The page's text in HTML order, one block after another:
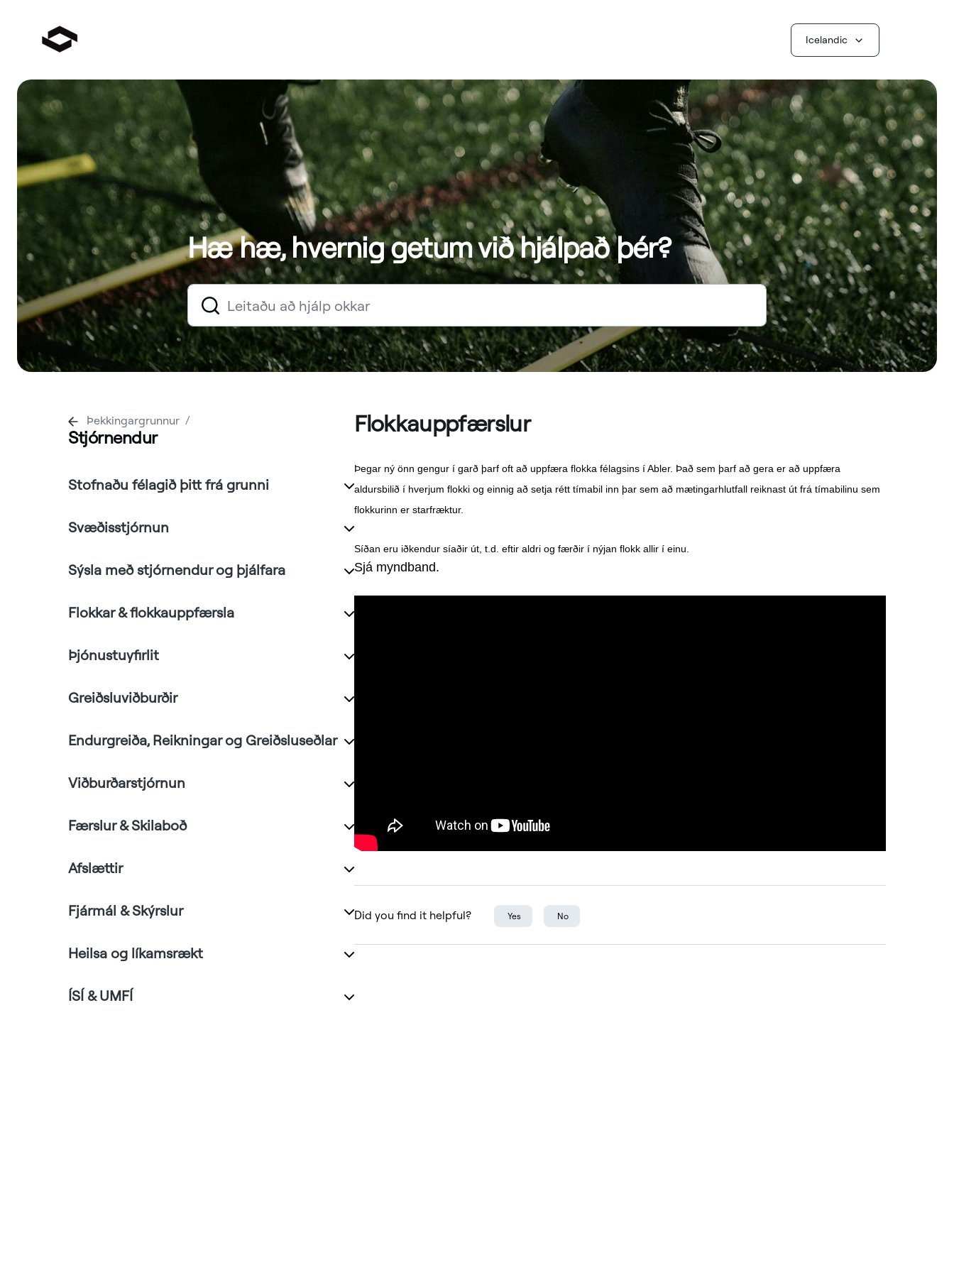
Icelandic
Hæ hæ, hvernig getum við hjálpað þér?
Þekkingargrunnur
Stjórnendur
Stofnaðu félagið þitt frá grunni
Svæðisstjórnun
Sýsla með stjórnendur og þjálfara
Flokkar & flokkauppfærsla
Þjónustuyfirlit
Greiðsluviðburðir
Endurgreiða, Reikningar og Greiðsluseðlar
Viðburðarstjórnun
Færslur & Skilaboð
Afslættir
Fjármál & Skýrslur
Heilsa og líkamsrækt
ÍSÍ & UMFÍ
Flokkauppfærslur
Þegar ný önn gengur í garð þarf oft að uppfæra flokka félagsins í Abler. Það sem þarf að gera er að uppfæra
aldursbilið í hverjum flokki og einnig að setja rétt tímabil inn þar sem að mætingarhlutfall reiknast út frá tímabilinu sem
flokkurinn er starfræktur.
Síðan eru iðkendur síaðir út, t.d. eftir aldri og færðir í nýjan flokk allir í einu.
Sjá myndband.
Did you find it helpful? Yes No